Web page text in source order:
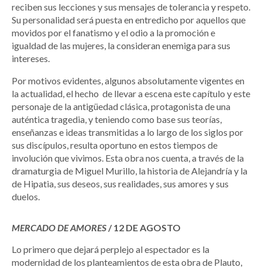
reciben sus lecciones y sus mensajes de tolerancia y respeto.
Su personalidad será puesta en entredicho por aquellos que
movidos por el fanatismo y el odio a la promoción e
igualdad de las mujeres, la consideran enemiga para sus
intereses.
Por motivos evidentes, algunos absolutamente vigentes en
la actualidad, el hecho de llevar a escena este capítulo y este
personaje de la antigüedad clásica, protagonista de una
auténtica tragedia, y teniendo como base sus teorías,
enseñanzas e ideas transmitidas a lo largo de los siglos por
sus discípulos, resulta oportuno en estos tiempos de
involución que vivimos. Esta obra nos cuenta, a través de la
dramaturgia de Miguel Murillo, la historia de Alejandría y la
de Hipatia, sus deseos, sus realidades, sus amores y sus
duelos.
MERCADO DE AMORES / 12 DE AGOSTO
Lo primero que dejará perplejo al espectador es la
modernidad de los planteamientos de esta obra de Plauto,